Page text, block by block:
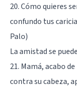
20. Cómo quieres
confundo tus
Palo)
La amistad se
21. Mamá, acabo
contra su cabeza,